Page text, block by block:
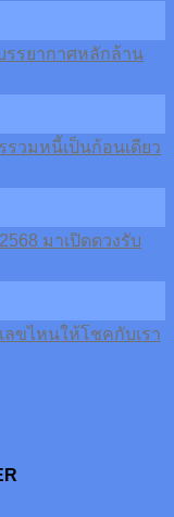
รยากาศหลักล้าน
รวมหนี้เป็นก้อนเดียว
มาเปิดดวงรับ
ลขไหนให้โชคกับเรา